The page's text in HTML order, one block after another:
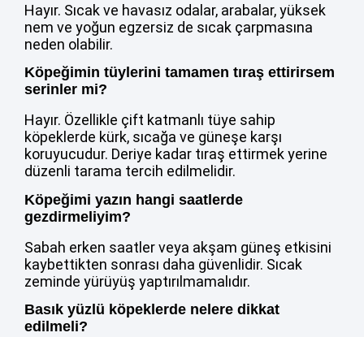
Hayır. Sıcak ve havasız odalar, arabalar, yüksek
nem ve yoğun egzersiz de sıcak çarpmasına
neden olabilir.
Köpeğimin tüylerini tamamen tıraş ettirirsem
serinler mi?
Hayır. Özellikle çift katmanlı tüye sahip
köpeklerde kürk, sıcağa ve güneşe karşı
koruyucudur. Deriye kadar tıraş ettirmek yerine
düzenli tarama tercih edilmelidir.
Köpeğimi yazın hangi saatlerde
gezdirmeliyim?
Sabah erken saatler veya akşam güneş etkisini
kaybettikten sonrası daha güvenlidir. Sıcak
zeminde yürüyüş yaptırılmamalıdır.
Basık yüzlü köpeklerde nelere dikkat
edilmeli?